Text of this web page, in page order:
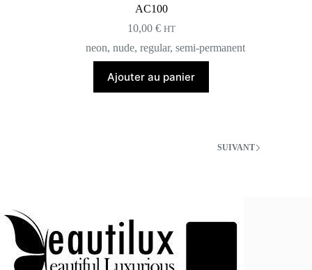
AC100
10,00 € HT
neon, nude, regular, semi-permanent
Ajouter au panier
SUIVANT